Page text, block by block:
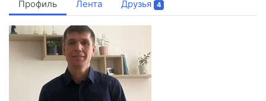
Профиль Лента Друзья 4